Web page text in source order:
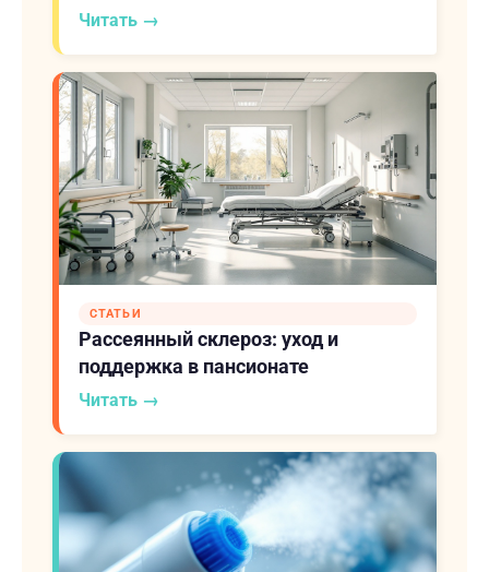
Читать →
СТАТЬИ
Рассеянный склероз: уход и
поддержка в пансионате
Читать →